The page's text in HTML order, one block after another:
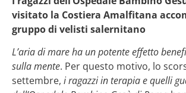
visitato la Costiera Amalfitana
gruppo di velisti salernitano
L’aria di mare ha un potente effetto
sulla mente. Per questo motivo, lo
settembre, i ragazzi in terapia e quelli